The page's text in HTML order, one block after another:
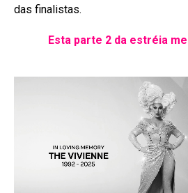
das finalistas.
Esta parte 2 da estréia